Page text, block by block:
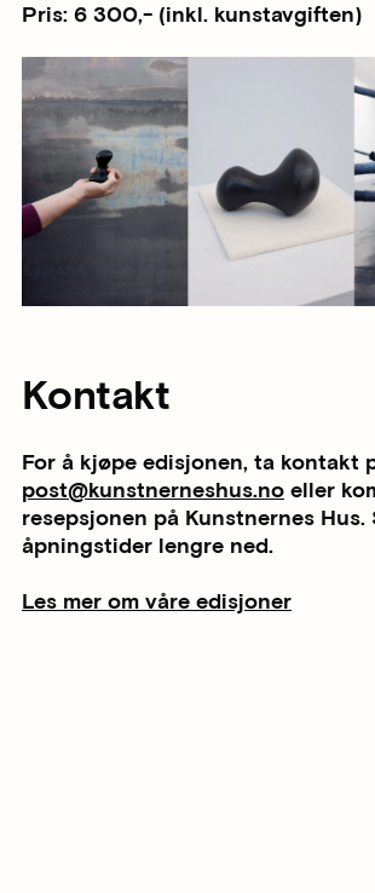
Pris: 6 300,- (inkl. kunstavgiften)
Kontakt
For å kjøpe edisjonen, ta kontakt
post@kunstnerneshus.no eller
resepsjonen på Kunstnernes Hus.
åpningstider lengre ned.
Les mer om våre edisjoner